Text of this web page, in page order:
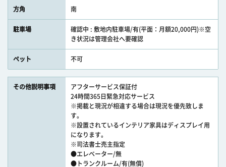
方角 南
駐車場
確認中 : 敷地内駐車場/有(平面：月額20,000円)※空
き状況は管理会社へ要確認
ペット 不可
その他説明事項
アフターサービス保証付
24時間365日緊急対応サービス
※掲載と現況が相違する場合は現況を優先致しま
す。
※設置されているインテリア家具はディスプレイ用
になります。
※司法書士売主指定
●エレベーター/無
●トランクルーム/有(無償)